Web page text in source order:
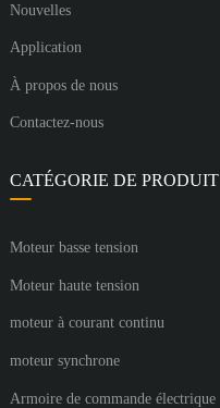
Nouvelles
Application
À propos de nous
Contactez-nous
CATÉGORIE DE PRODUIT
Moteur basse tension
Moteur haute tension
moteur à courant continu
moteur synchrone
Armoire de commande électrique